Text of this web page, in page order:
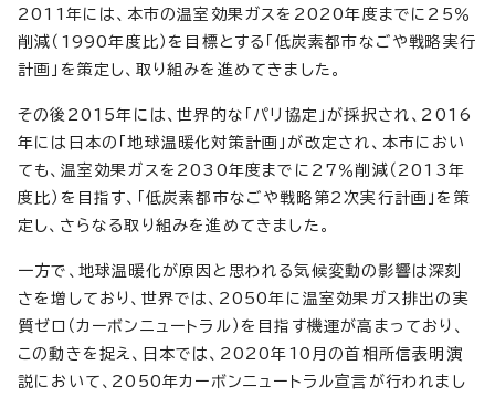
2011年には、本市の温室効果ガスを2020年度までに25％
削減（1990年度比）を目標とする「低炭素都市なごや戦略実行
計画」を策定し、取り組みを進めてきました。
その後2015年には、世界的な「パリ協定」が採択され、2016
年には日本の「地球温暖化対策計画」が改定され、本市におい
ても、温室効果ガスを2030年度までに27％削減（2013年
度比）を目指す、「低炭素都市なごや戦略第2次実行計画」を策
定し、さらなる取り組みを進めてきました。
一方で、地球温暖化が原因と思われる気候変動の影響は深刻
さを増しており、世界では、2050年に温室効果ガス排出の実
質ゼロ（カーボンニュートラル）を目指す機運が高まっており、
この動きを捉え、日本では、2020年10月の首相所信表明演
説において、2050年カーボンニュートラル宣言が行われまし